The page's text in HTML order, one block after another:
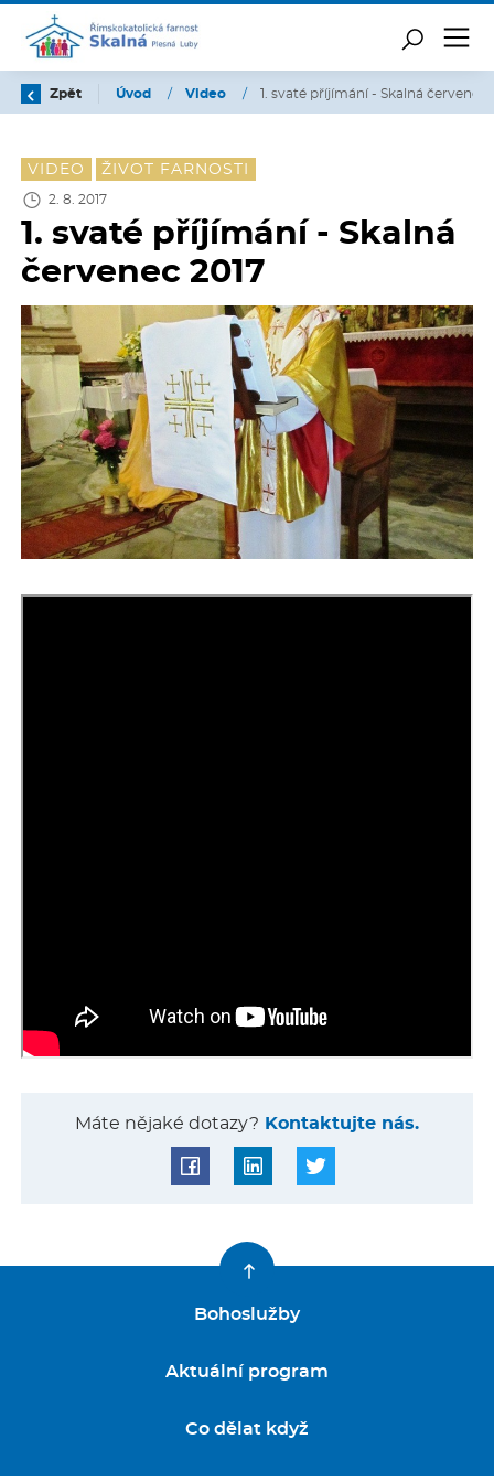
Zpět Úvod / Video / 1. svaté příjímání - Skalná červenec
VIDEO ŽIVOT FARNOSTI
2. 8. 2017
1. svaté příjímání - Skalná
červenec 2017
Máte nějaké dotazy? Kontaktujte nás.
Bohoslužby
Aktuální program
Co dělat když